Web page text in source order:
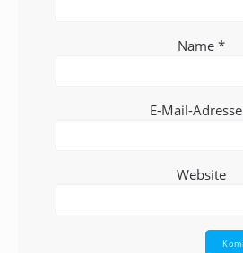
Name *
E-Mail-Adresse
Website